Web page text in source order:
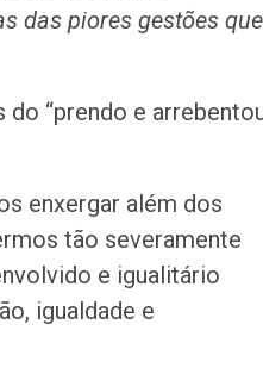
das piores gestões que
“prendo e
enxergar além dos
tão severamente
e igualitário
igualdade e